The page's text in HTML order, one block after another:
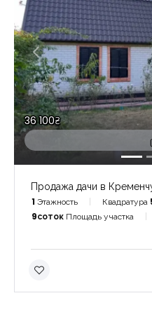
36 100₴
Продажа дачи в
1 Этажность Квадратура
9соток Площадь участка